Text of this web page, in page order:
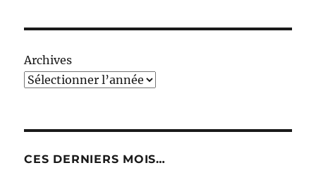
Archives
CES DERNIERS MOIS…